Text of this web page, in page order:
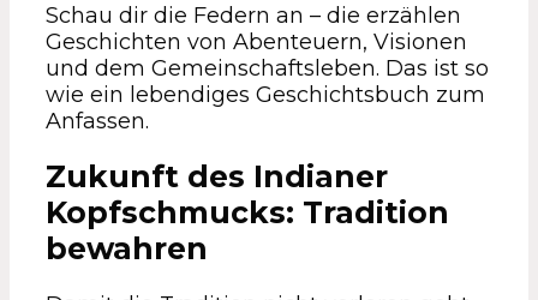
Schau dir die Federn an – die erzählen
Geschichten von Abenteuern, Visionen
und dem Gemeinschaftsleben. Das ist so
wie ein lebendiges Geschichtsbuch zum
Anfassen.
Zukunft des Indianer
Kopfschmucks: Tradition
bewahren